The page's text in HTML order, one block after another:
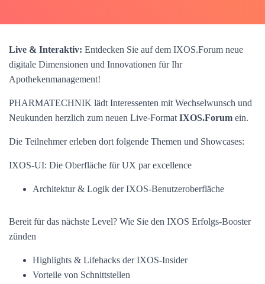
H
Live & Interaktiv: Entdecken Sie auf dem IXOS.Forum neue
digitale Dimensionen und Innovationen für Ihr
Apothekenmanagement!
PHARMATECHNIK lädt Interessenten mit Wechselwunsch und
Neukunden herzlich zum neuen Live-Format IXOS.Forum ein.
Die Teilnehmer erleben dort folgende Themen und Showcases:
IXOS-UI: Die Oberfläche für UX par excellence
Architektur & Logik der IXOS-Benutzeroberfläche
Bereit für das nächste Level? Wie Sie den IXOS Erfolgs-Booster
zünden
Highlights & Lifehacks der IXOS-Insider
Vorteile von Schnittstellen